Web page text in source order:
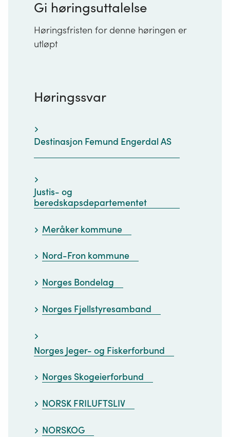
Gi høringsuttalelse
Høringsfristen for denne høringen er
utløpt
Høringssvar
Destinasjon Femund Engerdal AS
Justis- og
beredskapsdepartementet
Meråker kommune
Nord-Fron kommune
Norges Bondelag
Norges Fjellstyresamband
Norges Jeger- og Fiskerforbund
Norges Skogeierforbund
NORSK FRILUFTSLIV
NORSKOG